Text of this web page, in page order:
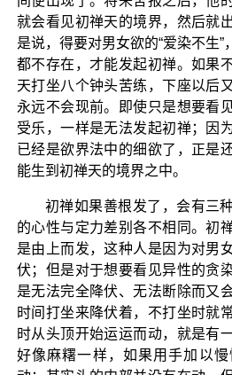
就会看见初禅天的境界，然后就
是说，得要对男女欲的“爱染不生
都不存在，才能发起初禅。如果
天打坐八个钟头苦练，下座以后
永远不会现前。即使只是想要看
受乐，一样是无法发起初禅；因
已经是欲界法中的细欲了，正是
能生到初禅天的境界之中。
初禅如果善根发了，会有三
的心性与定力差别各不相同。初
是由上而发，这种人是因为对男
伏；但是对于想要看见异性的贪
是无法完全降伏、无法断除而又
时间打坐来降伏着，不打坐时就
时从头顶开始运运而动，就是有
好像麻糬一样，如果用手加以